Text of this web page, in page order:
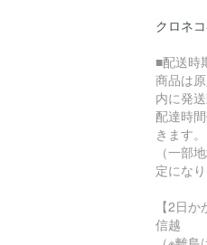
クロネ
■配送時
商品は
内に発送
配達時
きます。
（一部
定になり
【2日
信越